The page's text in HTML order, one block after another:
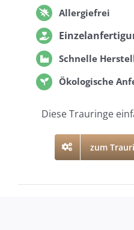
Allergiefrei
Schnelle
Ökologische
Diese Trauringe
zum